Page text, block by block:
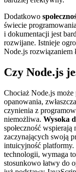
Dodatkowo
świecie
i dokumentacji jest
rozwijane. Istnieje
Node.js rozwiązaniem
Czy Node.js
Chociaż Node.js
opanowania,
czynienia z
niemożliwa. Wysoka
społeczność
zaczynających swoją
intuicyjność
technologii, wymaga
stosunkowo łatwy do